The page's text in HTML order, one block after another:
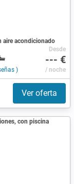
aire acondicionado
)
Desde
--- €
/ noche
Ver oferta